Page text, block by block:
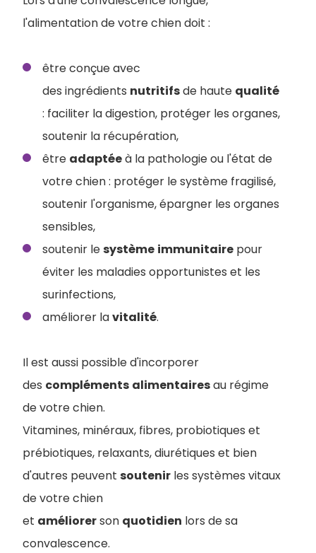
l'alimentation de votre chien doit :
être conçue avec
des ingrédients nutritifsde haute qualité
: faciliter la digestion, protéger les organes,
soutenir la récupération,
être adaptéeà la pathologie ou l'état de
votre chien : protéger le système fragilisé,
soutenir l'organisme, épargner les organes
sensibles,
soutenir lesystème immunitaire pour
éviter les maladies opportunistes et les
surinfections,
améliorer lavitalité.
Il est aussi possible d'incorporer
des compléments alimentairesau régime
de votre chien.
Vitamines, minéraux, fibres, probiotiques et
prébiotiques, relaxants, diurétiques et bien
d'autres peuvent soutenir les systèmes vitaux
de votre chien
et améliorerson quotidien lors de sa
convalescence.